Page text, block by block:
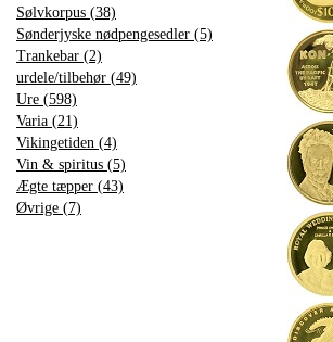
Sølvkorpus (38)
Sønderjyske nødpengesedler (5)
Trankebar (2)
urdele/tilbehør (49)
Ure (598)
Varia (21)
Vikingetiden (4)
Vin & spiritus (5)
Ægte tæpper (43)
Øvrige (7)